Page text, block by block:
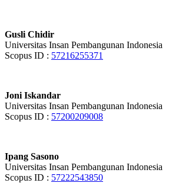
Gusli Chidir
Universitas Insan Pembangunan Indonesia
Scopus ID : 57216255371
Joni Iskandar
Universitas Insan Pembangunan Indonesia
Scopus ID : 57200209008
Ipang Sasono
Universitas Insan Pembangunan Indonesia
Scopus ID : 57222543850